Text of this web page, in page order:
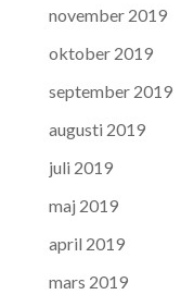
november 2019
oktober 2019
september 2019
augusti 2019
juli 2019
maj 2019
april 2019
mars 2019